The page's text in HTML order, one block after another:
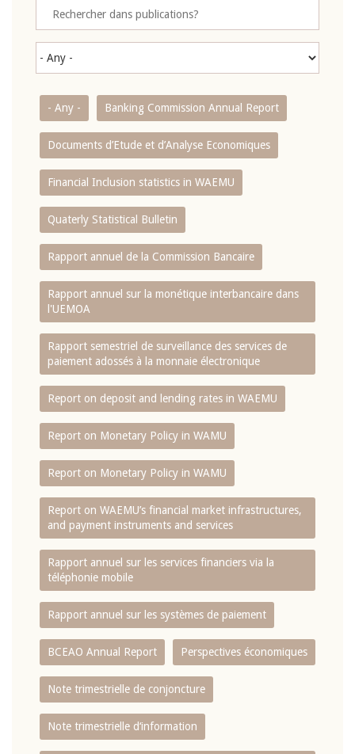
- Any - Banking Commission Annual Report
Documents d’Etude et d’Analyse Economiques
Financial Inclusion statistics in WAEMU
Quaterly Statistical Bulletin
Rapport annuel de la Commission Bancaire
Rapport annuel sur la monétique interbancaire dans
l'UEMOA
Rapport semestriel de surveillance des services de
paiement adossés à la monnaie électronique
Report on deposit and lending rates in WAEMU
Report on Monetary Policy in WAMU
Report on Monetary Policy in WAMU
Report on WAEMU’s financial market infrastructures,
and payment instruments and services
Rapport annuel sur les services financiers via la
téléphonie mobile
Rapport annuel sur les systèmes de paiement
BCEAO Annual Report Perspectives économiques
Note trimestrielle de conjoncture
Note trimestrielle d‘information